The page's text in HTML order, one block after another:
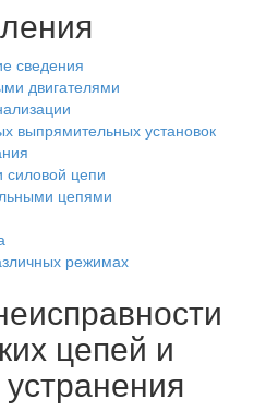
сведения
двигателями
выпрямительных установок
силовой цепи
цепями
режимах
цепей и